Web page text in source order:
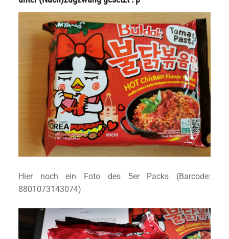
Hier noch ein Foto des 5er Packs (Barcode:
8801073143074)